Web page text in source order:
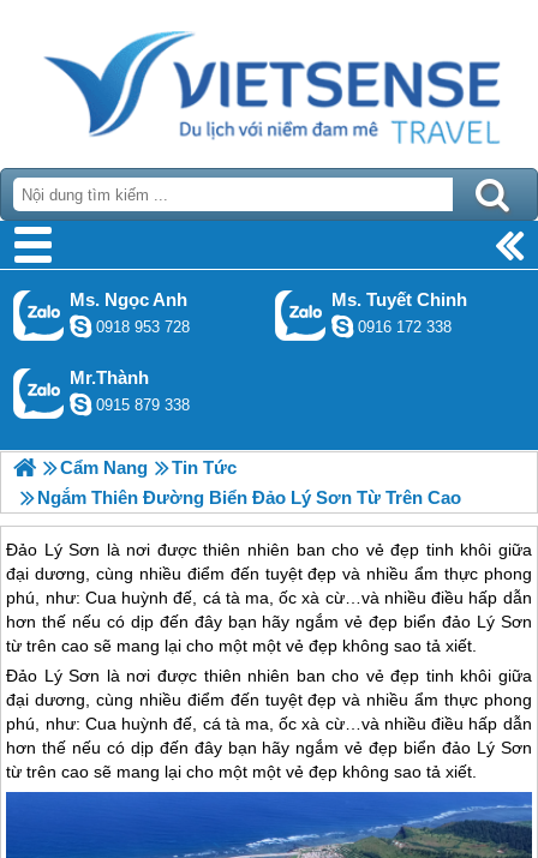
Ms. Ngọc Anh
0918 953 728
Ms. Tuyết Chinh
0916 172 338
Mr.Thành
0915 879 338
Cẩm Nang
Tin Tức
Ngắm Thiên Đường Biển Đảo Lý Sơn Từ Trên Cao
Đảo Lý Sơn là nơi được thiên nhiên ban cho vẻ đẹp tinh khôi giữa
đại dương, cùng nhiều điểm đến tuyệt đẹp và nhiều ẩm thực phong
phú, như: Cua huỳnh đế, cá tà ma, ốc xà cừ…và nhiều điều hấp dẫn
hơn thế nếu có dịp đến đây bạn hãy ngắm vẻ đẹp biển đảo Lý Sơn
từ trên cao sẽ mang lại cho một một vẻ đẹp không sao tả xiết.
Đảo Lý Sơn là nơi được thiên nhiên ban cho vẻ đẹp tinh khôi giữa
đại dương, cùng nhiều điểm đến tuyệt đẹp và nhiều ẩm thực phong
phú, như: Cua huỳnh đế, cá tà ma, ốc xà cừ…và nhiều điều hấp dẫn
hơn thế nếu có dịp đến đây bạn hãy ngắm vẻ đẹp biển đảo Lý Sơn
từ trên cao sẽ mang lại cho một một vẻ đẹp không sao tả xiết.